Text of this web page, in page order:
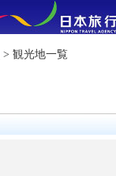
> 観光地一覧